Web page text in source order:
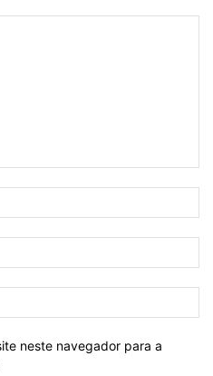
neste navegador para a